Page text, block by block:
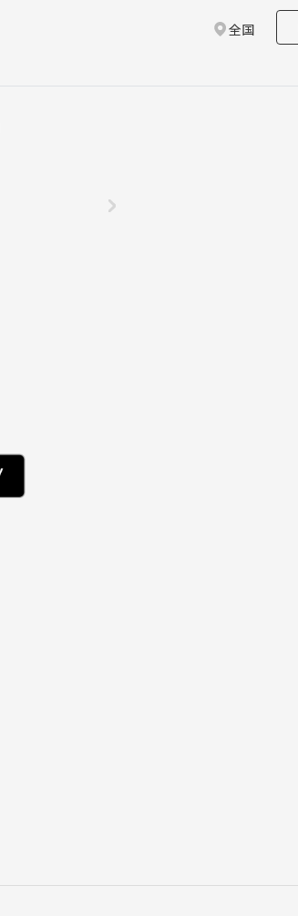
全国